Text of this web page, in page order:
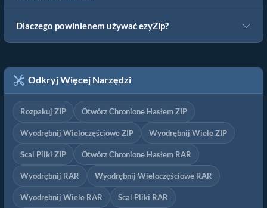
Dlaczego powinienem używać ezyZip?
Odkryj Więcej Narzędzi
Rozpakuj ZIP Otwórz Chronione Hasłem ZIP
Wyodrębnij Wieloczęściowe ZIP Wyodrębnij Wiele ZIP
Scal Pliki ZIP Otwórz Chronione Hasłem RAR
Wyodrębnij RAR Wyodrębnij Wieloczęściowe RAR
Wyodrębnij Wiele RAR Scal Pliki RAR